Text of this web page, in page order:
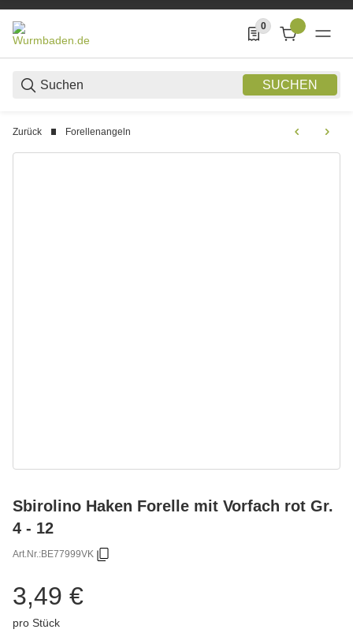
SUCHEN
0
0 Produkte in der
Zurück Forellenangeln
Sbirolino Haken Forelle mit Vorfach rot Gr.
4 - 12
Art.Nr.:BE77999VK
3,49 €
pro Stück